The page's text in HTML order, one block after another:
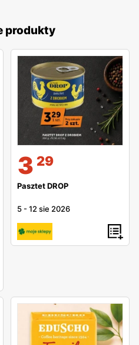
produkty
3 29
Pasztet DROP
5 -12 sie 2026